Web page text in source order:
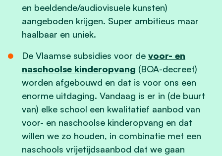
en beeldende/audiovisuele kunsten)
aangeboden krijgen. Super ambitieus maar
haalbaar en uniek.
De Vlaamse subsidies voor de voor- en
naschoolse kinderopvang (BOA-decreet)
worden afgebouwd en dat is voor ons een
enorme uitdaging. Vandaag is er in (de buurt
van) elke school een kwalitatief aanbod van
voor- en naschoolse kinderopvang en dat
willen we zo houden, in combinatie met een
naschools vrijetijdsaanbod dat we gaan